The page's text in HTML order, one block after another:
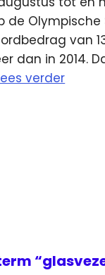
de Olympische
van
dan in 2014.
verder